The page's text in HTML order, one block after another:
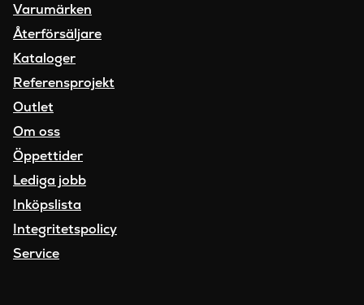
Varumärken
Återförsäljare
Kataloger
Referensprojekt
Outlet
Om oss
Öppettider
Lediga jobb
Inköpslista
Integritetspolicy
Service